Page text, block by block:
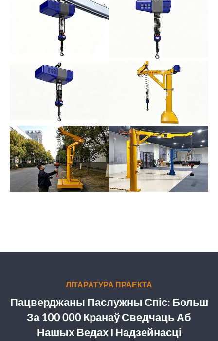
ЛІТАРАТУРА ПРАЕКТА
Пацверджаны Паслужны Спіс: Больш
За 100 000 Кранаў Сведчаць Аб
Нашых Ведах І Надзейнасці